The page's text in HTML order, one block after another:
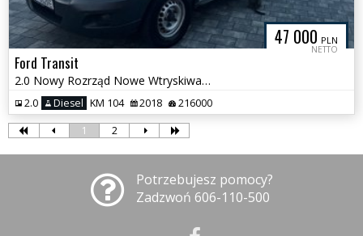
47 000 PLN
NETTO
Ford Transit
2.0 Nowy Rozrząd Nowe Wtryskiwacze L3 H2
2.0 Diesel KM 104 2018 216000
1 2
Potrzebujesz pomocy?
Zadzwoń 606-110-500